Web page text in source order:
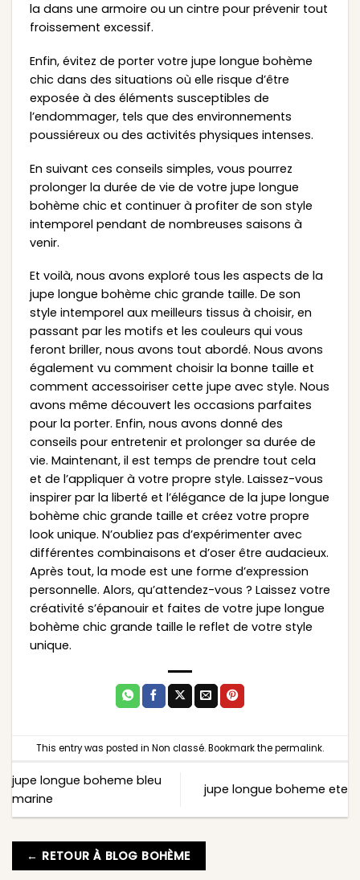
la dans une armoire ou un cintre pour prévenir tout
froissement excessif.
Enfin, évitez de porter votre jupe longue bohème
chic dans des situations où elle risque d’être
exposée à des éléments susceptibles de
l’endommager, tels que des environnements
poussiéreux ou des activités physiques intenses.
En suivant ces conseils simples, vous pourrez
prolonger la durée de vie de votre jupe longue
bohème chic et continuer à profiter de son style
intemporel pendant de nombreuses saisons à
venir.
Et voilà, nous avons exploré tous les aspects de la
jupe longue bohème chic grande taille. De son
style intemporel aux meilleurs tissus à choisir, en
passant par les motifs et les couleurs qui vous
feront briller, nous avons tout abordé. Nous avons
également vu comment choisir la bonne taille et
comment accessoiriser cette jupe avec style. Nous
avons même découvert les occasions parfaites
pour la porter. Enfin, nous avons donné des
conseils pour entretenir et prolonger sa durée de
vie. Maintenant, il est temps de prendre tout cela
et de l’appliquer à votre propre style. Laissez-vous
inspirer par la liberté et l’élégance de la jupe longue
bohème chic grande taille et créez votre propre
look unique. N’oubliez pas d’expérimenter avec
différentes combinaisons et d’oser être audacieux.
Après tout, la mode est une forme d’expression
personnelle. Alors, qu’attendez-vous ? Laissez votre
créativité s’épanouir et faites de votre jupe longue
bohème chic grande taille le reflet de votre style
unique.
This entry was posted in Non classé. Bookmark thepermalink.
jupe longue boheme bleu
marine
jupe longue boheme ete
← RETOUR À BLOG BOHÈME